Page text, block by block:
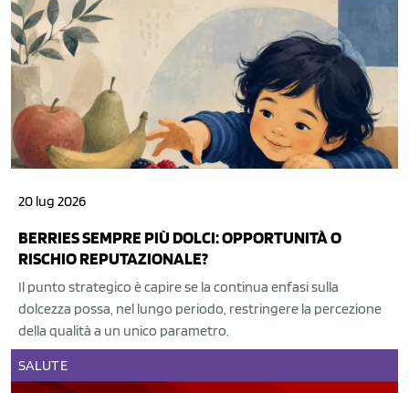
20 lug 2026
BERRIES SEMPRE PIÙ DOLCI: OPPORTUNITÀ O
RISCHIO REPUTAZIONALE?
Il punto strategico è capire se la continua enfasi sulla
dolcezza possa, nel lungo periodo, restringere la percezione
della qualità a un unico parametro.
SALUTE